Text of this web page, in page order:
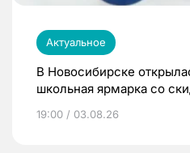
Актуальное
В Новосибирске
школьная ярмарка со
19:00 / 03.08.26